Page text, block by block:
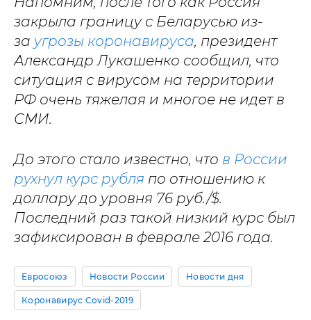
закрыла границу с Беларусью из-
за угрозы коронавируса, президент
Александр Лукашенко сообщил, что
ситуация с вирусом на территории
РФ очень тяжелая и многое не идет в
СМИ.
До этого стало известно, что в России
рухнул курс рубля по отношению к
доллару до уровня 76 руб./$.
Последний раз такой низкий курс был
зафиксирован в феврале 2016 года.
Евросоюз Новости России Новости дня
Коронавирус Covid-2019